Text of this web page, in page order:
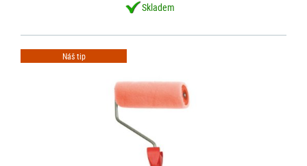
Skladem
Náš tip